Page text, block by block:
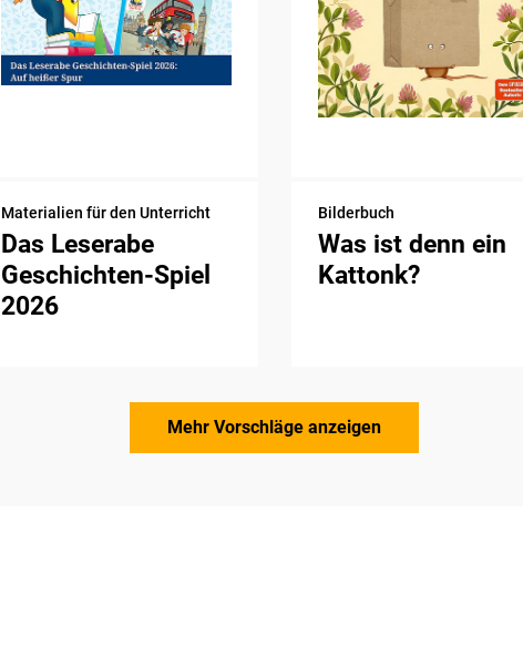
Materialien für den Unterricht
Das Leserabe
Geschichten-Spiel
2026
Bilderbuch
Was ist denn ein
Kattonk?
Mehr Vorschläge anzeigen